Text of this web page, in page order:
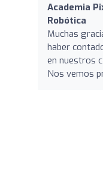
Academia
Robótica
Muchas
haber
en nuestros
Nos vemos